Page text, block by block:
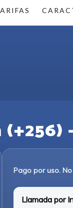
Pago por uso.
Llamada por